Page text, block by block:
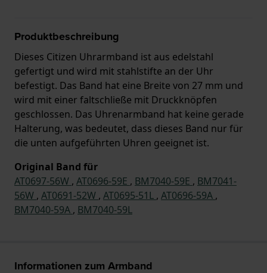
Produktbeschreibung
Dieses Citizen Uhrarmband ist aus edelstahl
gefertigt und wird mit stahlstifte an der Uhr
befestigt. Das Band hat eine Breite von 27 mm und
wird mit einer faltschließe mit Druckknöpfen
geschlossen. Das Uhrenarmband hat keine gerade
Halterung, was bedeutet, dass dieses Band nur für
die unten aufgeführten Uhren geeignet ist.
Original Band für
AT0697-56W , AT0696-59E , BM7040-59E , BM7041-
56W , AT0691-52W , AT0695-51L , AT0696-59A ,
BM7040-59A , BM7040-59L
Informationen zum Armband